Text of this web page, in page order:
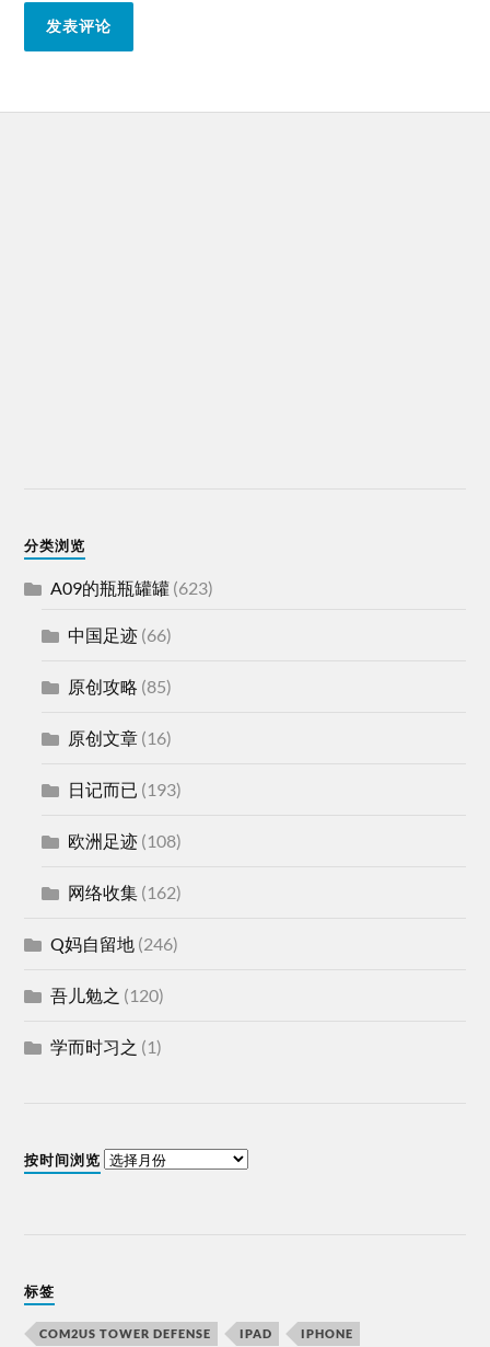
分类浏览
A09的瓶瓶罐罐 (623)
中国足迹 (66)
原创攻略 (85)
原创文章 (16)
日记而已 (193)
欧洲足迹 (108)
网络收集 (162)
Q妈自留地 (246)
吾儿勉之 (120)
学而时习之 (1)
按时间浏览
标签
COM2US TOWER DEFENSE IPAD IPHONE